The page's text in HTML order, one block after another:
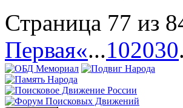
Страница 77 из
Первая«...102030